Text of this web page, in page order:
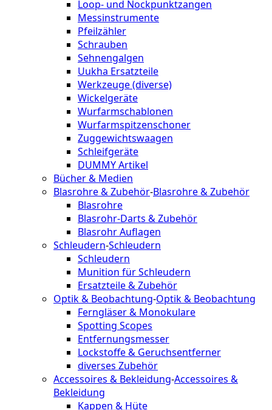
Loop- und Nockpunktzangen
Messinstrumente
Pfeilzähler
Schrauben
Sehnengalgen
Uukha Ersatzteile
Werkzeuge (diverse)
Wickelgeräte
Wurfarmschablonen
Wurfarmspitzenschoner
Zuggewichtswaagen
Schleifgeräte
DUMMY Artikel
Bücher & Medien
Blasrohre & Zubehör-Blasrohre & Zubehör
Blasrohre
Blasrohr-Darts & Zubehör
Blasrohr Auflagen
Schleudern-Schleudern
Schleudern
Munition für Schleudern
Ersatzteile & Zubehör
Optik & Beobachtung-Optik & Beobachtung
Ferngläser & Monokulare
Spotting Scopes
Entfernungsmesser
Lockstoffe & Geruchsentferner
diverses Zubehör
Accessoires & Bekleidung-Accessoires &
Bekleidung
Kappen & Hüte